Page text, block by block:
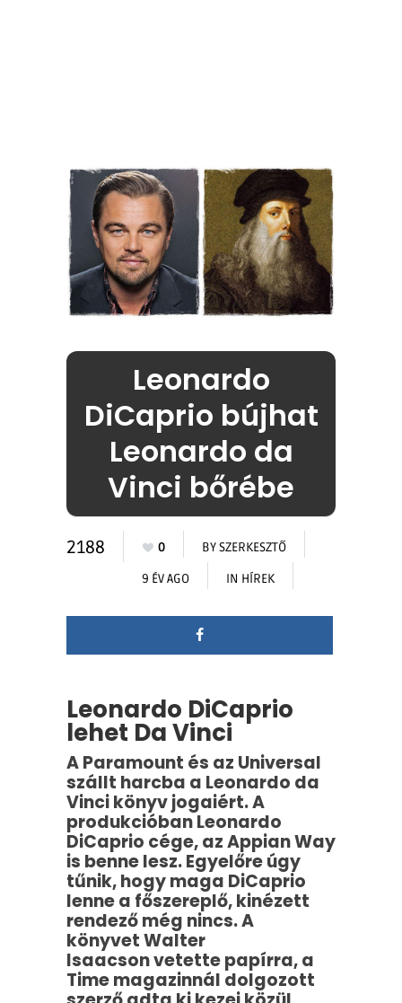
Leonardo
DiCaprio bújhat
Leonardo da
Vinci bőrébe
2188 0 BYSZERKESZTŐ
9 ÉV AGO IN HÍREK
Leonardo DiCaprio
lehet Da Vinci
A Paramount és az Universal
szállt harcba a Leonardo da
Vinci könyv jogaiért. A
produkcióban Leonardo
DiCaprio cége, az Appian Way
is benne lesz. Egyelőre úgy
tűnik, hogy maga DiCaprio
lenne a főszereplő, kinézett
rendező még nincs. A
könyvet Walter
Isaacson vetette papírra, a
Time magazinnál dolgozott